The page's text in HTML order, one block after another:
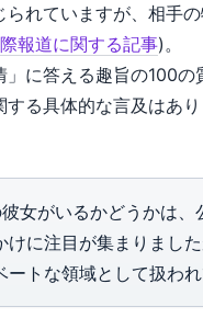
られていますが、相手
報道に関する記事)。
に答える趣旨の100
する具体的な言及はあ
女がいるかどうかは、
に注目が集まりまし
ートな領域として扱わ